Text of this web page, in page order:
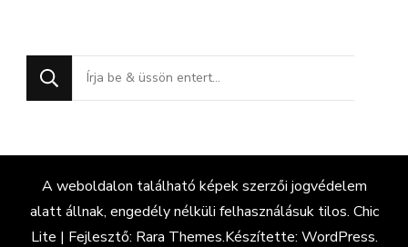
Keres
valamit?
A weboldalon található képek szerzői jogvédelem
alatt állnak, engedély nélküli felhasználásuk tilos. Chic
Lite | Fejlesztő: Rara Themes.Készítette: WordPress.